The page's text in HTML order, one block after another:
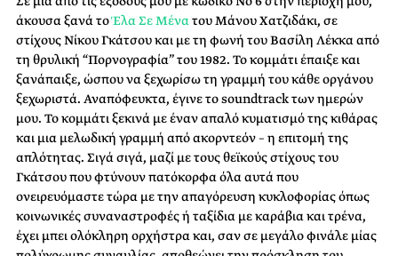
άκουσα ξανά τοΈλα Σε Μένατου Μάνου Χατζιδάκι, σε
στίχους Νίκου Γκάτσου και με τη φωνή του Βασίλη Λέκκα από
τη θρυλική “Πορνογραφία” του 1982. Το κομμάτι έπαιξε και
ξανάπαιξε, ώσπου να ξεχωρίσω τη γραμμή του κάθε οργάνου
ξεχωριστά. Αναπόφευκτα, έγινε το soundtrack των ημερών
μου. Το κομμάτι ξεκινά με έναν απαλό κυματισμό της κιθάρας
και μια μελωδική γραμμή από ακορντεόν – η επιτομή της
απλότητας. Σιγά σιγά, μαζί με τους θεϊκούς στίχους του
Γκάτσου που φτύνουν πατόκορφα όλα αυτά που
ονειρευόμαστε τώρα με την απαγόρευση κυκλοφορίας όπως
κοινωνικές συναναστροφές ή ταξίδια με καράβια και τρένα,
έχει μπει ολόκληρη ορχήστρα και, σαν σε μεγάλο φινάλε μίας